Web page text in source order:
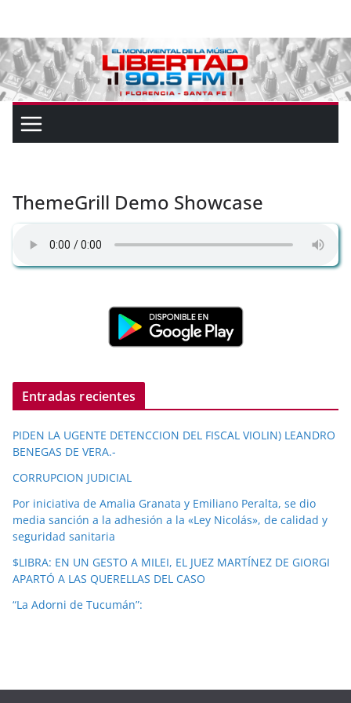
ThemeGrill Demo Showcase
Entradas recientes
PIDEN LA UGENTE DETENCCION DEL FISCAL VIOLIN) LEANDRO
BENEGAS DE VERA.-
CORRUPCION JUDICIAL
Por iniciativa de Amalia Granata y Emiliano Peralta, se dio
media sanción a la adhesión a la «Ley Nicolás», de calidad y
seguridad sanitaria
$LIBRA: EN UN GESTO A MILEI, EL JUEZ MARTÍNEZ DE GIORGI
APARTÓ A LAS QUERELLAS DEL CASO
“La Adorni de Tucumán”: